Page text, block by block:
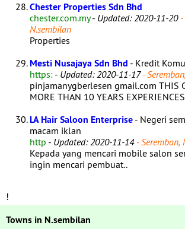
Chester Properties Sdn Bhd
chester.com.my- Updated: 2020-11-20-
N.sembilan
Properties
Mesti Nusajaya Sdn Bhd - Kredit
https: - Updated: 2020-11-17-
pinjamanygberlesen gmail.com THIS
MORE THAN 10 YEARS
LA Hair Saloon Enterprise - Negeri
macam iklan
http - Updated: 2020-11-14- Seremban,
Kepada yang mencari mobile salon
ingin mencari pembuat..
!
Towns in N.sembilan